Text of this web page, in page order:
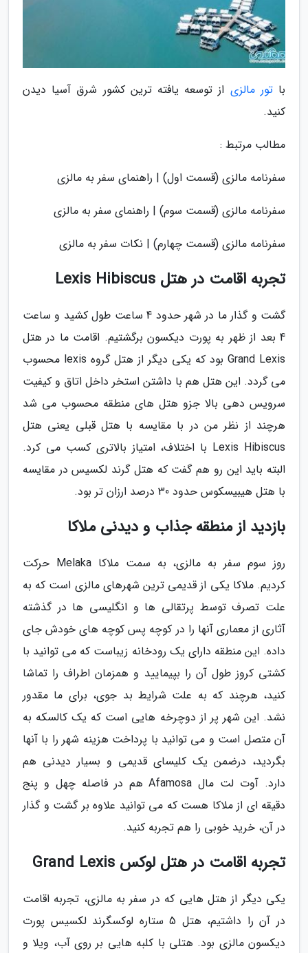
باتور مالزی از توسعه یافته ترین کشور شرق آسیا دیدن
کنید.
مطالب مرتبط :
سفرنامه مالزی (قسمت اول) | راهنمای سفر به مالزی
سفرنامه مالزی (قسمت سوم) | راهنمای سفر به مالزی
سفرنامه مالزی (قسمت چهارم) | نکات سفر به مالزی
تجربه اقامت در هتل Lexis Hibiscus
گشت و گذار ما در شهر حدود 4 ساعت طول کشید و ساعت
4 بعد از ظهر به پورت دیکسون برگشتیم. اقامت ما در هتل
Grand Lexis بود که یکی دیگر از هتل گروه lexis محسوب
می گردد. این هتل هم با داشتن استخر داخل اتاق و کیفیت
سرویس دهی بالا جزو هتل های منطقه محسوب می شد
هرچند از نظر من در با مقایسه با هتل قبلی یعنی هتل
Lexis Hibiscus با اختلاف، امتیاز بالاتری کسب می کرد.
البته باید این رو هم گفت که هتل گرند لکسیس در مقایسه
با هتل هیبیسکوس حدود 30 درصد ارزان تر بود.
بازدید از منطقه جذاب و دیدنی ملاکا
روز سوم سفر به مالزی، به سمت ملاکا Melaka حرکت
کردیم. ملاکا یکی از قدیمی ترین شهرهای مالزی است که به
علت تصرف توسط پرتقالی ها و انگلیسی ها در گذشته
آثاری از معماری آنها را در کوچه پس کوچه های خودش جای
داده. این منطقه دارای یک رودخانه زیباست که می توانید با
کشتی کروز طول آن را بپیمایید و همزمان اطراف را تماشا
کنید، هرچند که به علت شرایط بد جوی، برای ما مقدور
نشد. این شهر پر از دوچرخه هایی است که یک کالسکه به
آن متصل است و می توانید با پرداخت هزینه شهر را با آنها
بگردید، درضمن یک کلیسای قدیمی و بسیار دیدنی هم
دارد. آوت لت مال Afamosa هم در فاصله چهل و پنج
دقیقه ای از ملاکا هست که می توانید علاوه بر گشت و گذار
در آن، خرید خوبی را هم تجربه کنید.
تجربه اقامت در هتل لوکس Grand Lexis
یکی دیگر از هتل هایی که در سفر به مالزی، تجربه اقامت
در آن را داشتیم، هتل 5 ستاره لوکسگرند لکسیس پورت
دیکسون مالزی بود. هتلی با کلبه هایی بر روی آب، ویلا و